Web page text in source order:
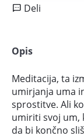
Deli
Opis
Meditacija, ta
umirjanja uma
sprostitve. Ali
umiriti svoj um,
da bi končno